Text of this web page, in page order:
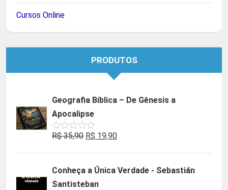
Cursos Online
PRODUTOS
Geografia Bíblica – De Gênesis a
Apocalipse
Avaliação
de
R$35,90 O
era:
R$ 19,90O
é:
Conheça a Única Verdade - Sebastián
Santisteban